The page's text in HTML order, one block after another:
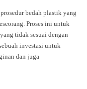
bedah plastik yang
Proses ini untuk
tidak sesuai dengan
investasi untuk
dan juga